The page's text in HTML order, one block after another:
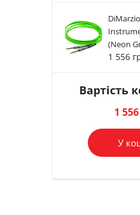
(Neon
1 556
Вартість
1
У